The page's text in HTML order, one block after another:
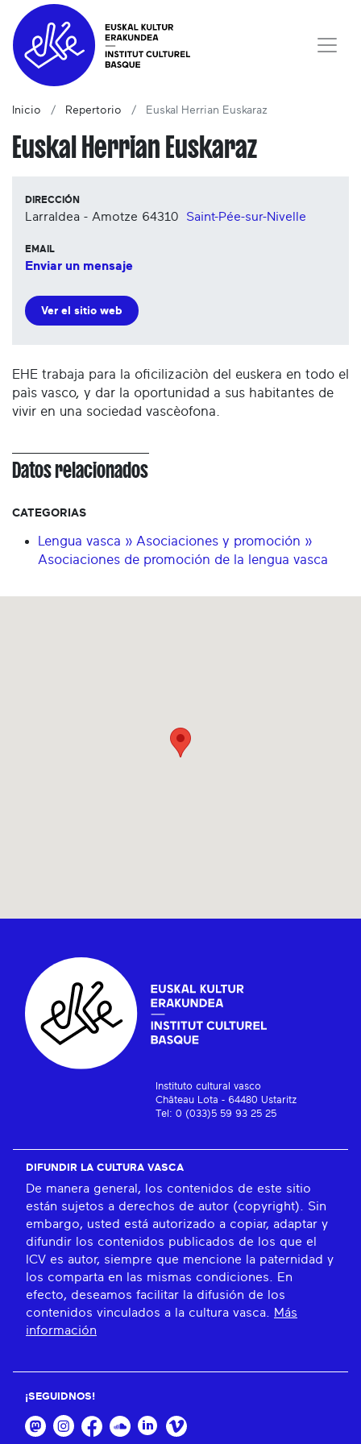
Inicio Repertorio Euskal Herrian Euskaraz
Euskal Herrian Euskaraz
DIRECCIÓN
Larraldea - Amotze 64310 Saint-Pée-sur-Nivelle
EMAIL
Enviar un mensaje
Ver el sitio web
EHE trabaja para la oficilizaciòn del euskera en todo el
paìs vasco, y dar la oportunidad a sus habitantes de
vivir en una sociedad vascèofona.
Datos relacionados
CATEGORIAS
Lengua vasca » Asociaciones y promoción »
Asociaciones de promoción de la lengua vasca
Instituto cultural vasco
Château Lota - 64480 Ustaritz
Tel: 0 (033)5 59 93 25 25
DIFUNDIR LA CULTURA VASCA
De manera general, los contenidos de este sitio
están sujetos a derechos de autor (copyright). Sin
embargo, usted está autorizado a copiar, adaptar y
difundir los contenidos publicados de los que el
ICV es autor, siempre que mencione la paternidad y
los comparta en las mismas condiciones. En
efecto, deseamos facilitar la difusión de los
contenidos vinculados a la cultura vasca. Más
información
¡SEGUIDNOS!